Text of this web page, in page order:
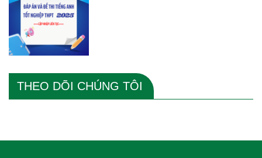
THEO DÕI CHÚNG TÔI